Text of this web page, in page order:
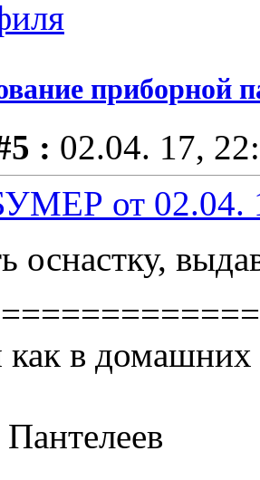
приборной
: 02.04. 17,
от 02.04.
оснастку,
как в домашних